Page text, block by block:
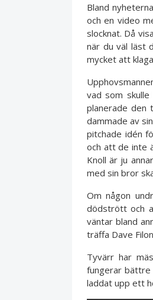
Bland
och en video
slocknat. Då
när du väl läst
mycket att
vad som
planerade den
dammade av
pitchade idén
och att de inte
Knoll är ju
med sin bror
Om någon
dödstrött och
väntar bland
träffa Dave
Tyvärr har
fungerar bättre
laddat upp ett